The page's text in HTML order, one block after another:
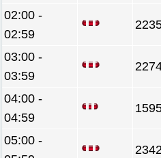
02:00 -
02:59
03:00 -
03:59
04:00 -
04:59
05:00 -